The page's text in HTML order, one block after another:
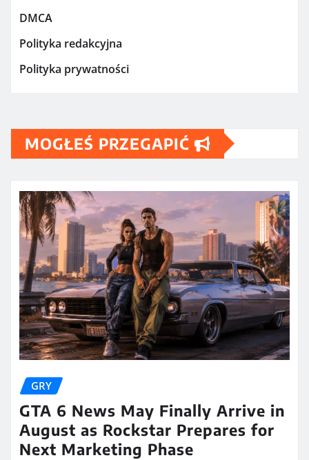
DMCA
Polityka redakcyjna
Polityka prywatności
MOGŁEŚ PRZEGAPIĆ
GRY
GTA 6 News May Finally Arrive in
August as Rockstar Prepares for
Next Marketing Phase